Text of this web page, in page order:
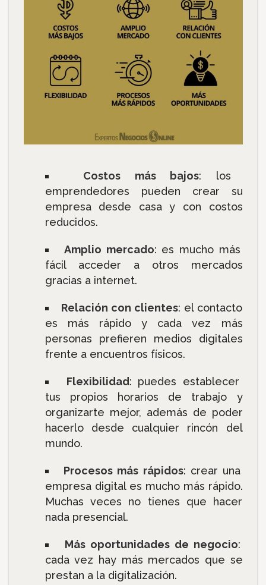
Costos más bajos: los
emprendedores pueden crear su
empresa desde casa y con costos
reducidos.
Amplio mercado: es mucho más
fácil acceder a otros mercados
gracias a internet.
Relación con clientes: el contacto
es más rápido y cada vez más
personas prefieren medios digitales
frente a encuentros físicos.
Flexibilidad: puedes establecer
tus propios horarios de trabajo y
organizarte mejor, además de poder
hacerlo desde cualquier rincón del
mundo.
Procesos más rápidos: crear una
empresa digital es mucho más rápido.
Muchas veces no tienes que hacer
nada presencial.
Más oportunidades de negocio:
cada vez hay más mercados que se
prestan a la digitalización.